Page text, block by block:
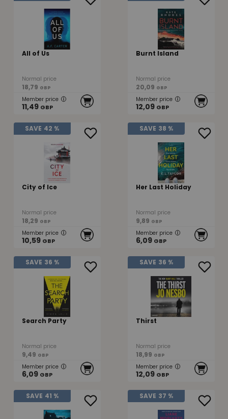
All of Us
Normal price
18,79 GBP
Member price
11,49 GBP
Burnt Island
Normal price
20,09 GBP
Member price
12,09 GBP
SAVE 42 %
City of Ice
Normal price
18,29 GBP
Member price
10,59 GBP
SAVE 38 %
Her Last Holiday
Normal price
9,89 GBP
Member price
6,09 GBP
SAVE 36 %
Search Party
Normal price
9,49 GBP
Member price
6,09 GBP
SAVE 36 %
Thirst
Normal price
18,99 GBP
Member price
12,09 GBP
SAVE 41 % SAVE 37 %